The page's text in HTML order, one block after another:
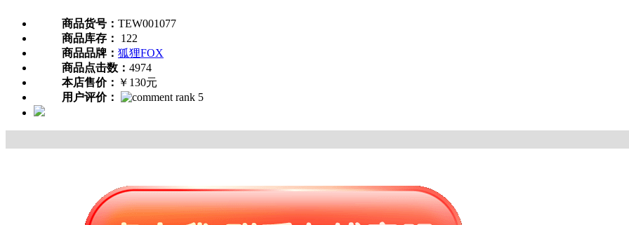
商品货号： TEW001077
商品库存：
122
商品品牌： 狐狸FOX
商品点击数： 4974
本店售价： ￥130元
用户评价：